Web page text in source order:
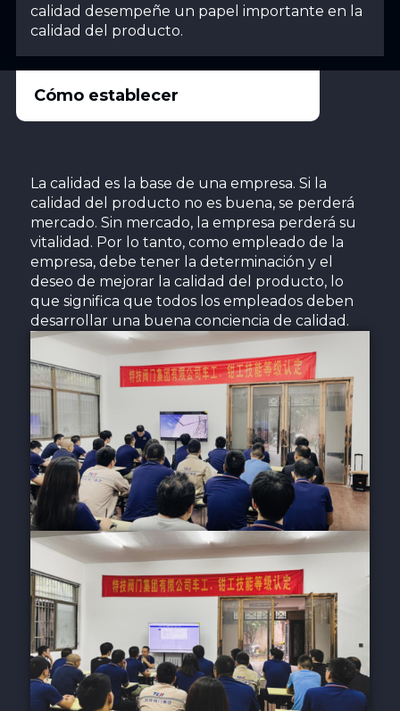
calidad desempeñe un papel importante en la
calidad del producto.
Cómo establecer
La calidad es la base de una empresa. Si la
calidad del producto no es buena, se perderá
mercado. Sin mercado, la empresa perderá su
vitalidad. Por lo tanto, como empleado de la
empresa, debe tener la determinación y el
deseo de mejorar la calidad del producto, lo
que significa que todos los empleados deben
desarrollar una buena conciencia de calidad.